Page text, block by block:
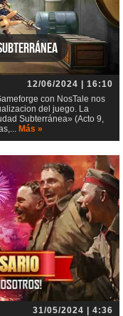
12/06/2024 | 16:10
con NosTale nos
del juego. La
Subterránea» (Acto 9,
Más »
31/05/2024 | 4:36